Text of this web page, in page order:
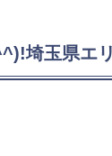
埼玉県エ